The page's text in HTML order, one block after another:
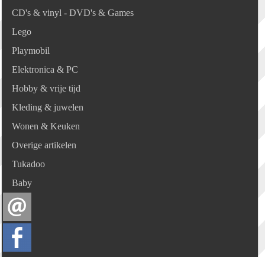
CD's & vinyl - DVD's & Games
Lego
Playmobil
Elektronica & PC
Hobby & vrije tijd
Kleding & juwelen
Wonen & Keuken
Overige artikelen
Tukadoo
Baby